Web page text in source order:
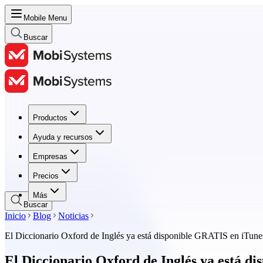
Mobile Menu
Buscar
Productos
Ayuda y recursos
Empresas
Precios
Más
Productos
Ayuda y recursos
Empresas
Precios
Buscar
Inicio Blog
Noticias
El Diccionario Oxford de Inglés ya está disponible GRATIS en